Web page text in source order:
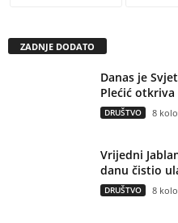
ZADNJE DODATO
Danas je
Plećić otkriva
DRUŠTVO 8
Vrijedni
danu čistio
DRUŠTVO 8